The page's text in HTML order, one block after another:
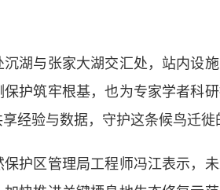
与张家大湖交汇处，站内设施
护筑牢根基，也为专家学者科
经验与数据，守护这条候鸟迁徙
区管理局工程师冯江表示，未